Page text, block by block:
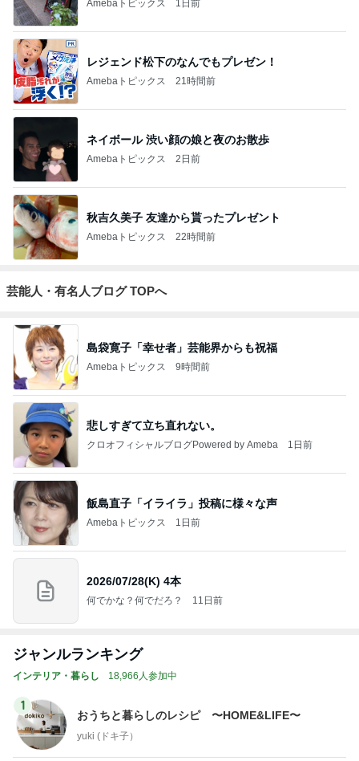
Amebaトピックス 1日前
レジェンド松下のなんでもプレゼン！
Amebaトピックス 21時間前
ネイボール 渋い顔の娘と夜のお散歩
Amebaトピックス 2日前
秋吉久美子 友達から貰ったプレゼント
Amebaトピックス 22時間前
芸能人・有名人ブログ TOPへ
島袋寛子「幸せ者」芸能界からも祝福
Amebaトピックス 9時間前
悲しすぎて立ち直れない。
クロオフィシャルブログPowered by Ameba 1日前
飯島直子「イライラ」投稿に様々な声
Amebaトピックス 1日前
2026/07/28(K) 4本
何でかな？何でだろ？ 11日前
ジャンルランキング
インテリア・暮らし 18,966人参加中
1
おうちと暮らしのレシピ 〜HOME&LIFE〜
yuki (ドキ子）